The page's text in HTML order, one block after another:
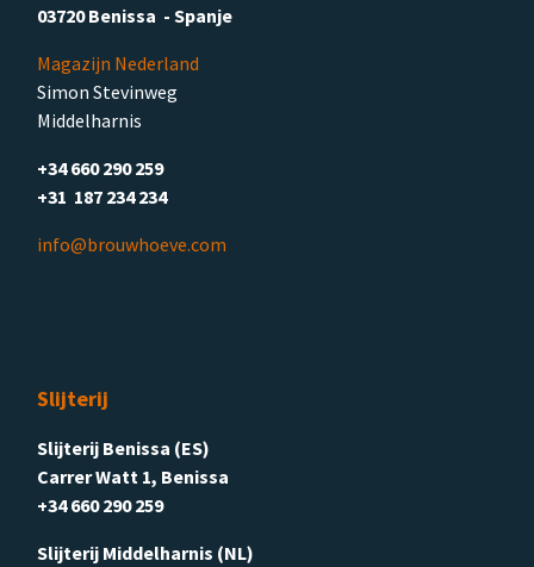
03720 Benissa - Spanje
Magazijn Nederland
Simon Stevinweg
Middelharnis
+34 660 290 259
+31 187 234 234
info@brouwhoeve.com
Slijterij
Slijterij Benissa (ES)
Carrer Watt 1, Benissa
+34 660 290 259
Slijterij Middelharnis (NL)